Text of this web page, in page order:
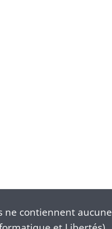
ne contiennent aucune